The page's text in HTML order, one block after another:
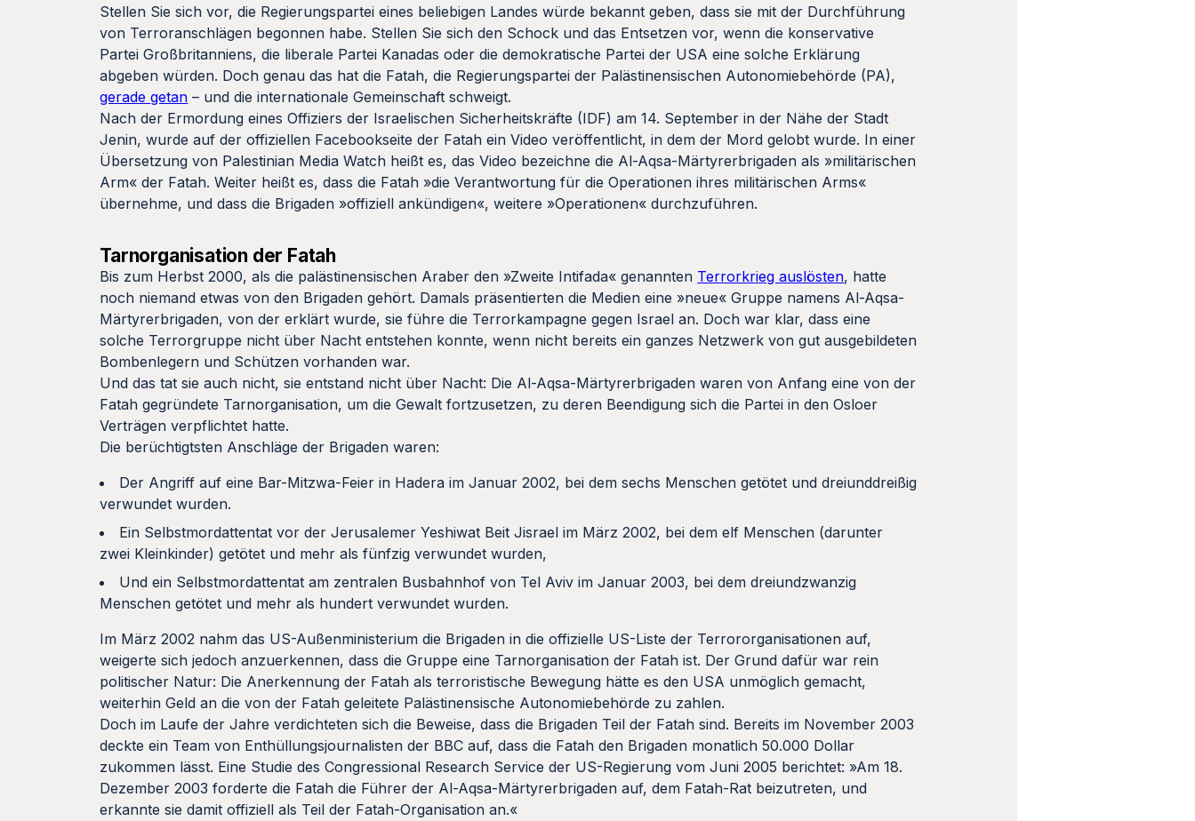
Stellen Sie sich vor, die Regierungspartei eines beliebigen Landes würde bekannt geben, dass sie mit der Durchführung
von Terroranschlägen begonnen habe. Stellen Sie sich den Schock und das Entsetzen vor, wenn die konservative
Partei Großbritanniens, die liberale Partei Kanadas oder die demokratische Partei der USA eine solche Erklärung
abgeben würden. Doch genau das hat die Fatah, die Regierungspartei der Palästinensischen Autonomiebehörde (PA),
gerade getan – und die internationale Gemeinschaft schweigt.
Nach der Ermordung eines Offiziers der Israelischen Sicherheitskräfte (IDF) am 14. September in der Nähe der Stadt
Jenin, wurde auf der offiziellen Facebookseite der Fatah ein Video veröffentlicht, in dem der Mord gelobt wurde. In einer
Übersetzung von Palestinian Media Watch heißt es, das Video bezeichne die Al-Aqsa-Märtyrerbrigaden als »militärischen
Arm« der Fatah. Weiter heißt es, dass die Fatah »die Verantwortung für die Operationen ihres militärischen Arms«
übernehme, und dass die Brigaden »offiziell ankündigen«, weitere »Operationen« durchzuführen.
Tarnorganisation der Fatah
Bis zum Herbst 2000, als die palästinensischen Araber den »Zweite Intifada« genannten Terrorkrieg auslösten, hatte
noch niemand etwas von den Brigaden gehört. Damals präsentierten die Medien eine »neue« Gruppe namens Al-Aqsa-
Märtyrerbrigaden, von der erklärt wurde, sie führe die Terrorkampagne gegen Israel an. Doch war klar, dass eine
solche Terrorgruppe nicht über Nacht entstehen konnte, wenn nicht bereits ein ganzes Netzwerk von gut ausgebildeten
Bombenlegern und Schützen vorhanden war.
Und das tat sie auch nicht, sie entstand nicht über Nacht: Die Al-Aqsa-Märtyrerbrigaden waren von Anfang eine von der
Fatah gegründete Tarnorganisation, um die Gewalt fortzusetzen, zu deren Beendigung sich die Partei in den Osloer
Verträgen verpflichtet hatte.
Die berüchtigtsten Anschläge der Brigaden waren:
Der Angriff auf eine Bar-Mitzwa-Feier in Hadera im Januar 2002, bei dem sechs Menschen getötet und dreiunddreißig
verwundet wurden.
Ein Selbstmordattentat vor der Jerusalemer Yeshiwat Beit Jisrael im März 2002, bei dem elf Menschen (darunter
zwei Kleinkinder) getötet und mehr als fünfzig verwundet wurden,
Und ein Selbstmordattentat am zentralen Busbahnhof von Tel Aviv im Januar 2003, bei dem dreiundzwanzig
Menschen getötet und mehr als hundert verwundet wurden.
Im März 2002 nahm das US-Außenministerium die Brigaden in die offizielle US-Liste der Terrororganisationen auf,
weigerte sich jedoch anzuerkennen, dass die Gruppe eine Tarnorganisation der Fatah ist. Der Grund dafür war rein
politischer Natur: Die Anerkennung der Fatah als terroristische Bewegung hätte es den USA unmöglich gemacht,
weiterhin Geld an die von der Fatah geleitete Palästinensische Autonomiebehörde zu zahlen.
Doch im Laufe der Jahre verdichteten sich die Beweise, dass die Brigaden Teil der Fatah sind. Bereits im November 2003
deckte ein Team von Enthüllungsjournalisten der BBC auf, dass die Fatah den Brigaden monatlich 50.000 Dollar
zukommen lässt. Eine Studie des Congressional Research Service der US-Regierung vom Juni 2005 berichtet: »Am 18.
Dezember 2003 forderte die Fatah die Führer der Al-Aqsa-Märtyrerbrigaden auf, dem Fatah-Rat beizutreten, und
erkannte sie damit offiziell als Teil der Fatah-Organisation an.«